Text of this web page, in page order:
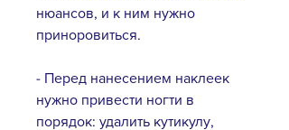
нюансов, и к ним нужно
приноровиться.
- Перед нанесением наклеек
нужно привести ногти в
порядок: удалить кутикулу,